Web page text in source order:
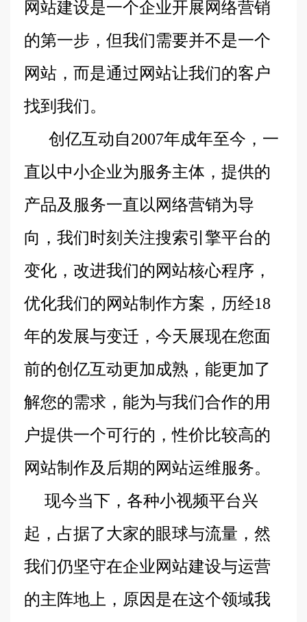
网站建设是一个企业开展网络营销
的第一步，但我们需要并不是一个
网站，而是通过网站让我们的客户
找到我们。
创亿互动自2007年成年至今，一
直以中小企业为服务主体，提供的
产品及服务一直以网络营销为导
向，我们时刻关注搜索引擎平台的
变化，改进我们的网站核心程序，
优化我们的网站制作方案，历经18
年的发展与变迁，今天展现在您面
前的创亿互动更加成熟，能更加了
解您的需求，能为与我们合作的用
户提供一个可行的，性价比较高的
网站制作及后期的网站运维服务。
现今当下，各种小视频平台兴
起，占据了大家的眼球与流量，然
我们仍坚守在企业网站建设与运营
的主阵地上，原因是在这个领域我